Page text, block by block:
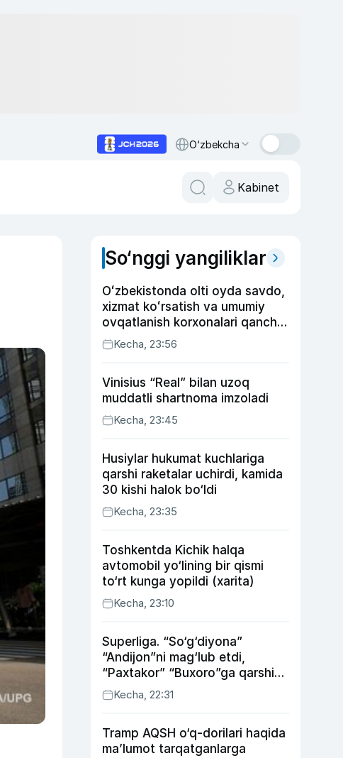
O‘zbekcha
Kabinet
So‘nggi yangiliklar
Oʻzbekistonda olti oyda savdo,
xizmat koʻrsatish va umumiy
ovqatlanish korxonalari qancha
soliq toʻlagani ochiqlandi
Kecha, 23:56
Vinisius “Real” bilan uzoq
muddatli shartnoma imzoladi
Kecha, 23:45
Husiylar hukumat kuchlariga
qarshi raketalar uchirdi, kamida
30 kishi halok bo‘ldi
Kecha, 23:35
Toshkentda Kichik halqa
avtomobil yo‘lining bir qismi
to‘rt kunga yopildi (xarita)
Kecha, 23:10
Superliga. “So‘g‘diyona”
“Andijon”ni mag‘lub etdi,
“Paxtakor” “Buxoro”ga qarshi
bahsda g‘alabani qo‘ldan
chiqardi
Kecha, 22:31
Tramp AQSH o‘q-dorilari haqida
ma’lumot tarqatganlarga